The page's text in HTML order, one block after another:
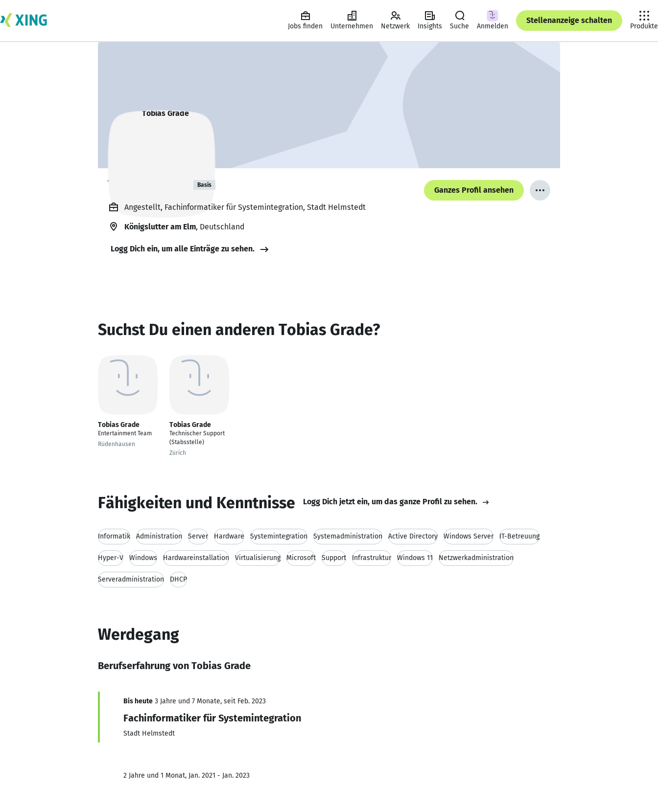
Jobs finden Unternehmen Netzwerk Insights Suche Anmelden
Stellenanzeige schalten
Produkte
Tobias Grade Basis
Ganzes Profil ansehen
Angestellt, Fachinformatiker für Systemintegration, Stadt Helmstedt
Königslutter am Elm, Deutschland
Logg Dich ein, um alle Einträge zu sehen.
Suchst Du einen anderen Tobias Grade?
Tobias Grade
Entertainment Team
Rüdenhausen
Tobias Grade
Technischer Support
(Stabsstelle)
Zürich
Fähigkeiten und Kenntnisse Logg Dich jetzt ein, um das ganze Profil zu sehen.
Informatik Administration Server Hardware Systemintegration Systemadministration Active Directory Windows Server IT-Betreuung
Hyper-V Windows Hardwareinstallation Virtualisierung Microsoft Support Infrastruktur Windows 11 Netzwerkadministration
Serveradministration DHCP
Werdegang
Berufserfahrung von Tobias Grade
Bis heute 3 Jahre und 7 Monate, seit Feb. 2023
Fachinformatiker für Systemintegration
Stadt Helmstedt
2 Jahre und 1 Monat, Jan. 2021 - Jan. 2023